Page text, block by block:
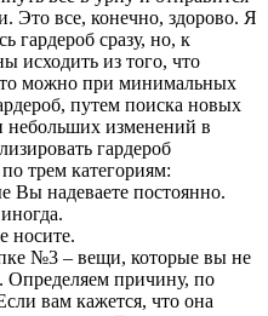
Это все, конечно, здорово. Я
гардероб сразу, но, к
исходить из того, что
можно при минимальных
путем поиска новых
небольших изменений в
гардероб
трем категориям:
надеваете постоянно.
носите.
№3 – вещи, которые вы не
Определяем причину, по
вам кажется, что она